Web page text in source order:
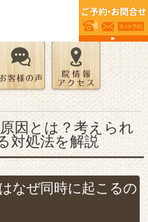
因とは？考えられ
対処法を解説
なぜ同時に起こるの